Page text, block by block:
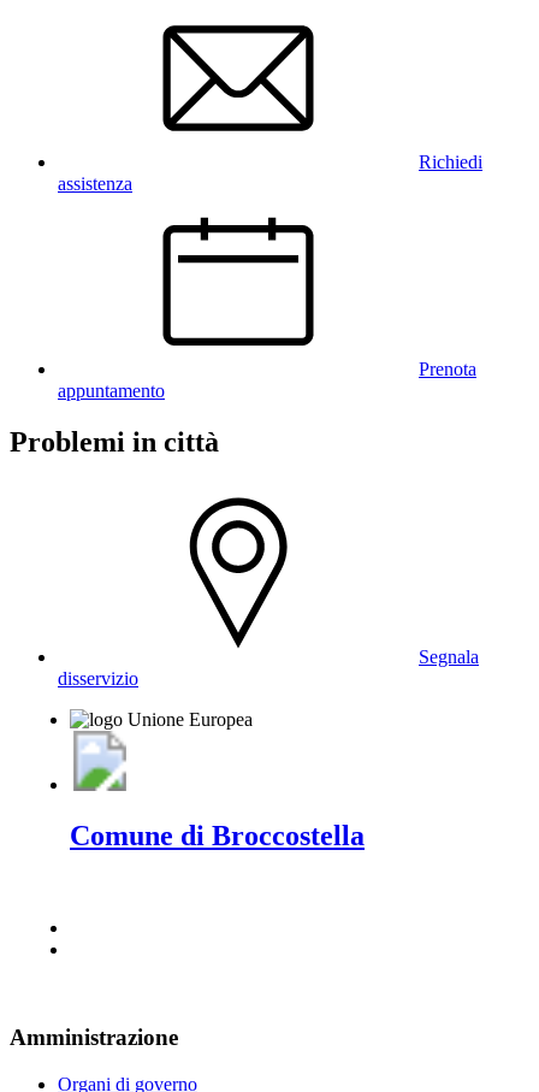
Richiedi
assistenza
Prenota
appuntamento
Problemi in città
Segnala
disservizio
Comune di Broccostella
Amministrazione
Organi di governo